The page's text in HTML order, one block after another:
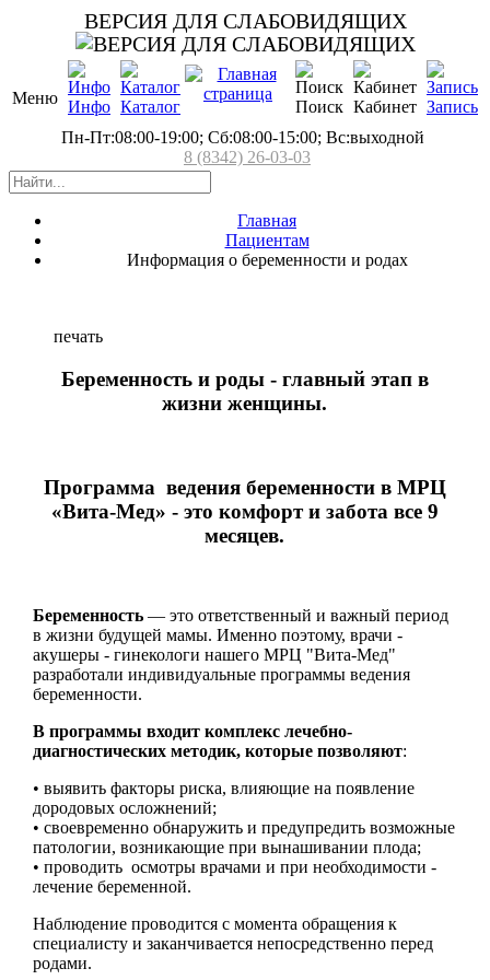
ВЕРСИЯ ДЛЯ СЛАБОВИДЯЩИХ
Меню Инфо Каталог Поиск Кабинет Запись
Пн-Пт:08:00-19:00; Сб:08:00-15:00; Вс:выходной
8 (8342) 26-03-03
Главная
Пациентам
Информация о беременности и родах
печать
Беременность и роды - главный этап в
жизни женщины.
Программа ведения беременности в МРЦ
«Вита-Мед» - это комфорт и забота все 9
месяцев.
Беременность— это ответственный и важный период
в жизни будущей мамы. Именно поэтому, врачи -
акушеры - гинекологи нашего МРЦ "Вита-Мед"
разработали индивидуальные программы ведения
беременности.
В программы входит комплекс лечебно-
диагностических методик, которые позволяют:
• выявить факторы риска, влияющие на появление
дородовых осложнений;
• своевременно обнаружить и предупредить возможные
патологии, возникающие при вынашивании плода;
• проводить осмотры врачами и при необходимости -
лечение беременной.
Наблюдение проводится с момента обращения к
специалисту и заканчивается непосредственно перед
родами.